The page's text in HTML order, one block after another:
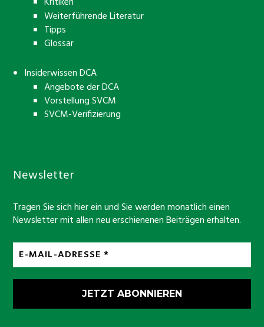
Weiterführende Literatur
Tipps
Glossar
Insiderwissen DCA
Angebote der DCA
Vorstellung SVCM
SVCM-Verifizierung
Newsletter
Tragen Sie sich hier ein und Sie werden monatlich einen
Newsletter mit allen neu erschienenen Beiträgen erhalten.